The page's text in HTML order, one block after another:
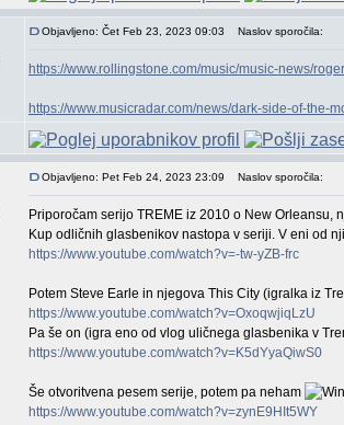
Objavljeno: Čet Feb 23, 2023 09:03 Naslov sporočila:
https://www.rollingstone.com/music/music-news/
https://www.musicradar.com/news/dark-side-of-
Objavljeno: Pet Feb 24, 2023 23:09 Naslov sporočila:
Priporočam serijo TREME iz 2010 o New
Kup odličnih glasbenikov nastopa v seriji. V eni od
https://www.youtube.com/watch?v=-tw-yZB-frc
Potem Steve Earle in njegova This City (igralka iz
https://www.youtube.com/watch?v=OxoqwjiqLzU
Pa še on (igra eno od vlog uličnega glasbenika v
https://www.youtube.com/watch?v=K5dYyaQiwS0
Še otvoritvena pesem serije, potem pa neham
https://www.youtube.com/watch?v=zynE9HIt5WY